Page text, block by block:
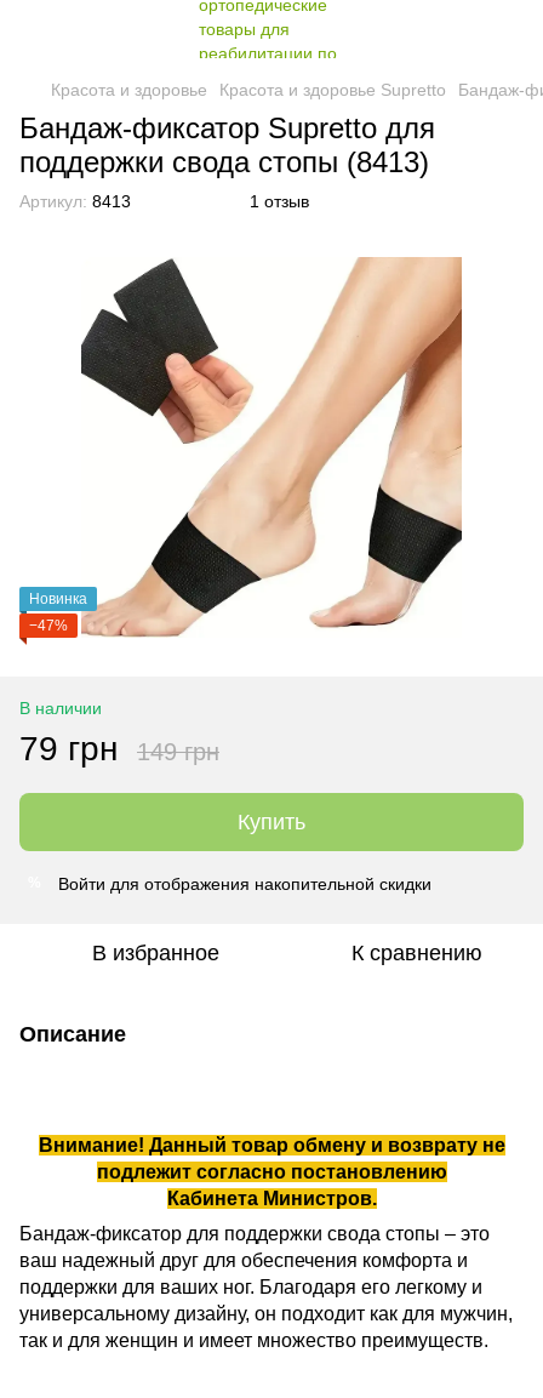
Красота и здоровье Красота и здоровье Supretto Бандаж-
Бандаж-фиксатор Supretto для
поддержки свода стопы (8413)
Артикул: 8413 1 отзыв
Новинка
−47%
В наличии
79 грн 149 грн
Купить
Войти для отображения накопительной скидки
В избранное К сравнению
Описание
Внимание! Данный товар обмену и возврату не
подлежит согласно постановлению
Кабинета Министров.
Бандаж-фиксатор для поддержки свода стопы – это
ваш надежный друг для обеспечения комфорта и
поддержки для ваших ног. Благодаря его легкому и
универсальному дизайну, он подходит как для мужчин,
так и для женщин и имеет множество преимуществ.